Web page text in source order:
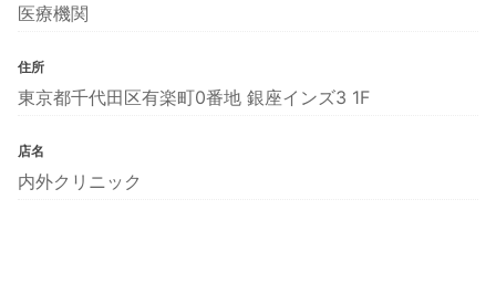
医療機関
住所
東京都千代田区有楽町0番地 銀座インズ3 1F
店名
内外クリニック